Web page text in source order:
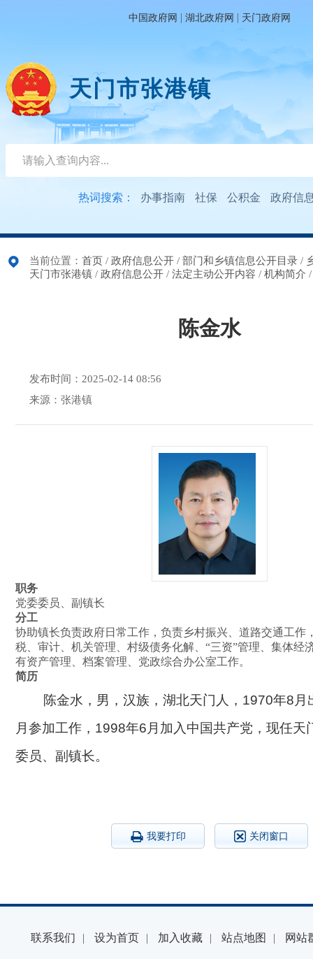
中国政府网 | 湖北政府网 | 天门政府网
天门市张港镇
热词搜索： 办事指南 社保 公积金 政府信
当前位置： 首页 / 政府信息公开 / 部门和乡镇信息公开目录 /
天门市张港镇 / 政府信息公开 / 法定主动公开内容 / 机构简介
陈金水
发布时间：2025-02-14 08:56
来源：张港镇
职务
党委委员、副镇长
分工
协助镇长负责政府日常工作，负责乡村振兴、道路交通工作
税、审计、机关管理、村级债务化解、“三资”管理、集体经
有资产管理、档案管理、党政综合办公室工作。
简历
陈金水，男，汉族，湖北天门人， 1970年8月
月参加工作，1998年6月加入中国共产党，现任天
委员、副镇长。
我要打印 关闭窗口
联系我们 | 设为首页 | 加入收藏 | 站点地图 | 网站